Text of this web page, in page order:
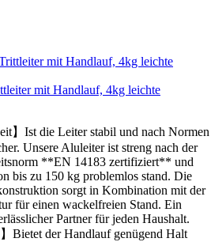
mit Handlauf, 4kg leichte
】Ist die Leiter stabil und nach Normen
Unsere Aluleiter ist streng nach der
**EN 14183 zertifiziert** und
bis zu 150 kg problemlos stand. Die
sorgt in Kombination mit der
für einen wackelfreien Stand. Ein
Partner für jeden Haushalt.
Bietet der Handlauf genügend Halt